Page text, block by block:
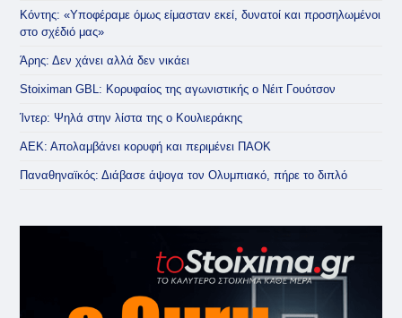
Κόντης: «Υποφέραμε όμως είμασταν εκεί, δυνατοί και προσηλωμένοι
στο σχέδιό μας»
Άρης: Δεν χάνει αλλά δεν νικάει
Stoiximan GBL: Κορυφαίος της αγωνιστικής ο Νέιτ Γουότσον
Ίντερ: Ψηλά στην λίστα της ο Κουλιεράκης
ΑΕΚ: Απολαμβάνει κορυφή και περιμένει ΠΑΟΚ
Παναθηναϊκός: Διάβασε άψογα τον Ολυμπιακό, πήρε το διπλό